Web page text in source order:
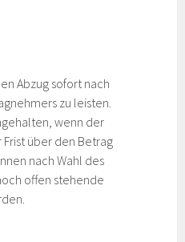
Abzug sofort nach
zu leisten.
wenn der
über den Betrag
nach Wahl des
offen stehende